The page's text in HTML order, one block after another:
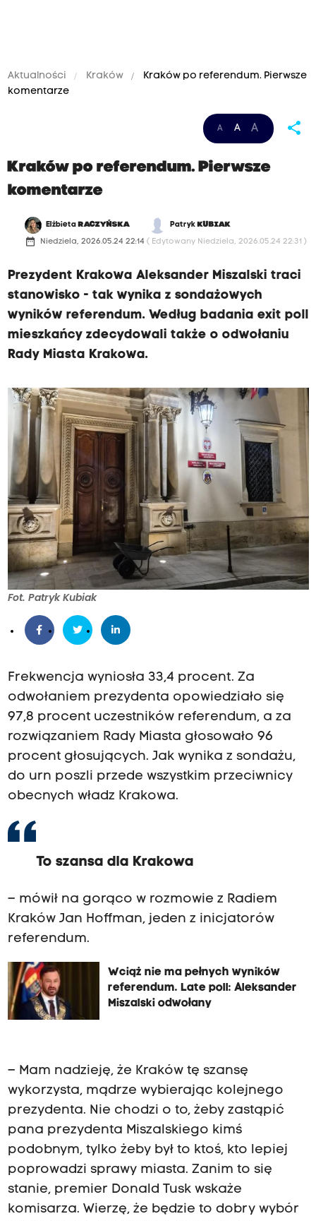
Aktualności Kraków
Kraków po referendum. Pierwsze
komentarze
A A A share
Kraków po referendum. Pierwsze
komentarze
Elżbieta RACZYŃSKA Patryk KUBIAK
date_range Niedziela, 2026.05.24 22:14 ( Edytowany Niedziela, 2026.05.24 22:31 )
Prezydent Krakowa Aleksander Miszalski traci
stanowisko - tak wynika z sondażowych
wyników referendum. Według badania exit poll
mieszkańcy zdecydowali także o odwołaniu
Rady Miasta Krakowa.
Fot. Patryk Kubiak
Frekwencja wyniosła 33,4 procent. Za
odwołaniem prezydenta opowiedziało się
97,8 procent uczestników referendum, a za
rozwiązaniem Rady Miasta głosowało 96
procent głosujących. Jak wynika z sondażu,
do urn poszli przede wszystkim przeciwnicy
obecnych władz Krakowa.
To szansa dla Krakowa
– mówił na gorąco w rozmowie z Radiem
Kraków Jan Hoffman, jeden z inicjatorów
referendum.
Wciąż nie ma pełnych wyników
referendum. Late poll: Aleksander
Miszalski odwołany
– Mam nadzieję, że Kraków tę szansę
wykorzysta, mądrze wybierając kolejnego
prezydenta. Nie chodzi o to, żeby zastąpić
pana prezydenta Miszalskiego kimś
podobnym, tylko żeby był to ktoś, kto lepiej
poprowadzi sprawy miasta. Zanim to się
stanie, premier Donald Tusk wskaże
komisarza. Wierzę, że będzie to dobry wybór